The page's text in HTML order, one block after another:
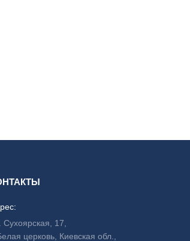
Сухоярская, 17,
церковь, Киевская обл.,